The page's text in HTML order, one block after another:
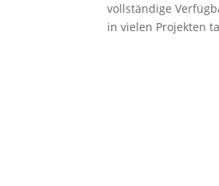
vollständige
in vielen Projekten